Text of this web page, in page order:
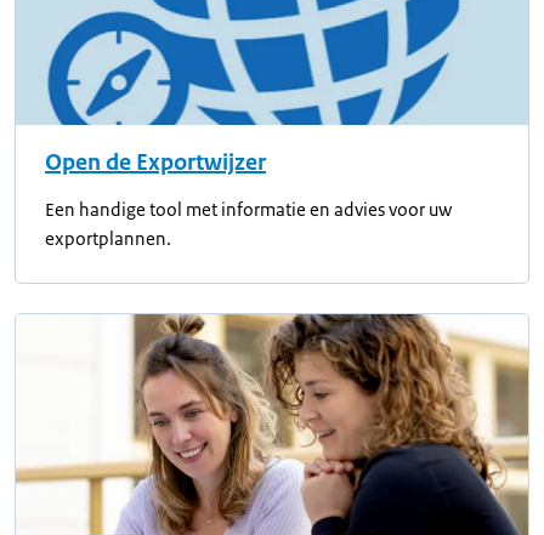
Open de Exportwijzer
Een handige tool met informatie en advies voor uw
exportplannen.